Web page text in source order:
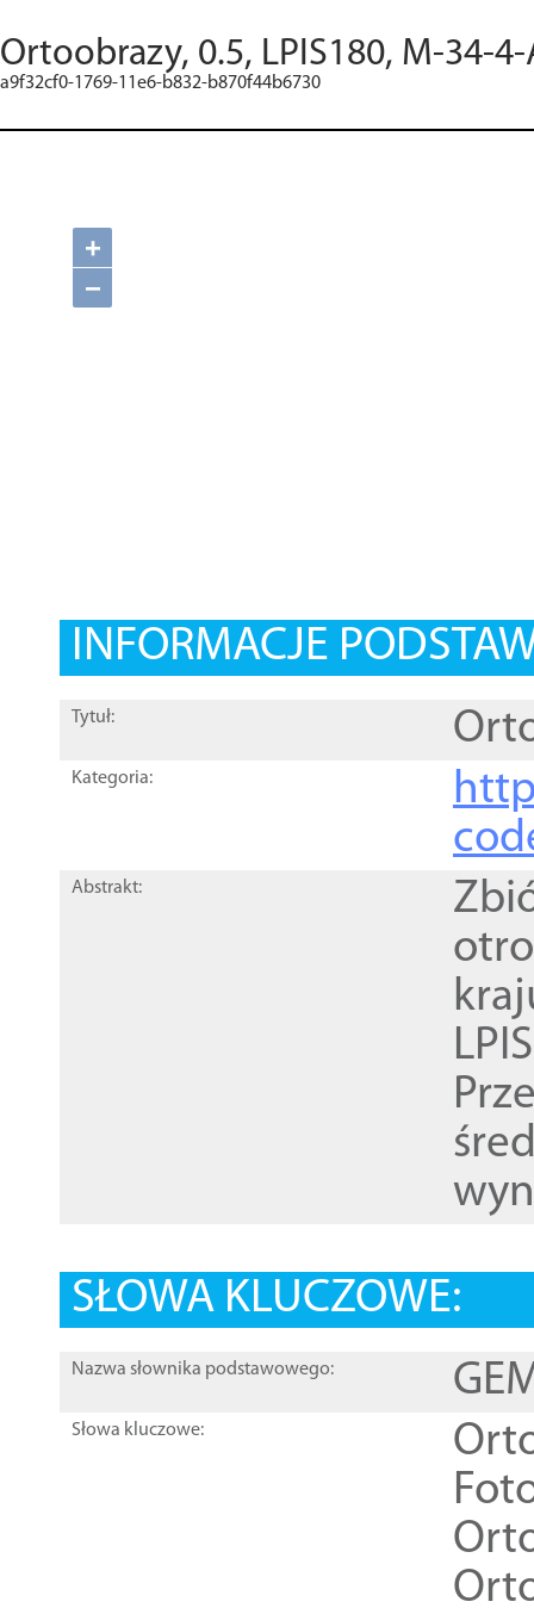
Ortoobrazy, 0.5, LPIS180, M-34-
a9f32cf0-1769-11e6-b832-b870f44b6730
+
−
INFORMACJE
Tytuł:
Kategoria:
Abstrakt:
SŁOWA KLUCZOWE:
Nazwa słownika podstawowego:
Słowa kluczowe: